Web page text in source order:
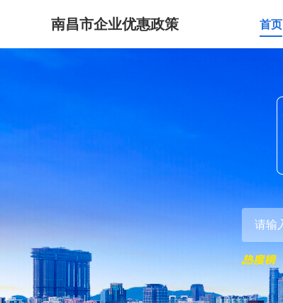
南昌市企业优惠政策 首页